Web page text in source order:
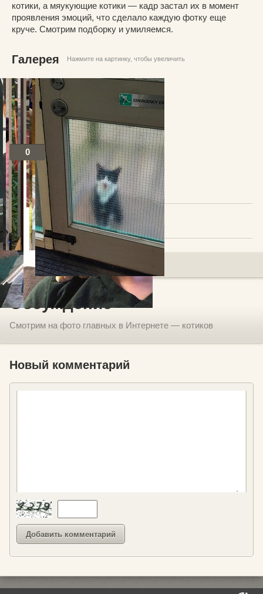
котики, а мяукующие котики — кадр застал их в момент
проявления эмоций, что сделало каждую фотку еще
круче. Смотрим подборку и умиляемся.
Галерея Нажмите на картинку, чтобы увеличить
0
Посты по теме
В избранное
Добавить комментарий
Обсуждение
Смотрим на фото главных в Интернете — котиков
Новый комментарий